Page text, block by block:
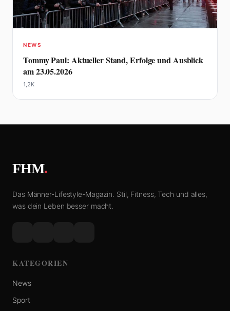
NEWS
Tommy Paul: Aktueller Stand, Erfolge und Ausblick
am 23.05.2026
1,2K
FHM.
Das Männer-Lifestyle-Magazin. Stil, Fitness, Tech und alles,
was dein Leben besser macht.
KATEGORIEN
News
Sport